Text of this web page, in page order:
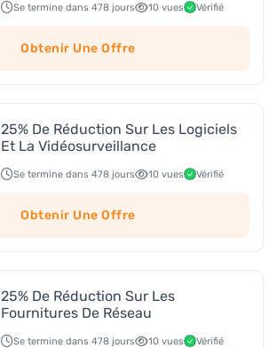
Se termine dans 478 jours 10 vues Vérifié
Obtenir Une Offre
25% De Réduction Sur Les Logiciels
Et La Vidéosurveillance
Se termine dans 478 jours 10 vues Vérifié
Obtenir Une Offre
25% De Réduction Sur Les
Fournitures De Réseau
Se termine dans 478 jours 10 vues Vérifié